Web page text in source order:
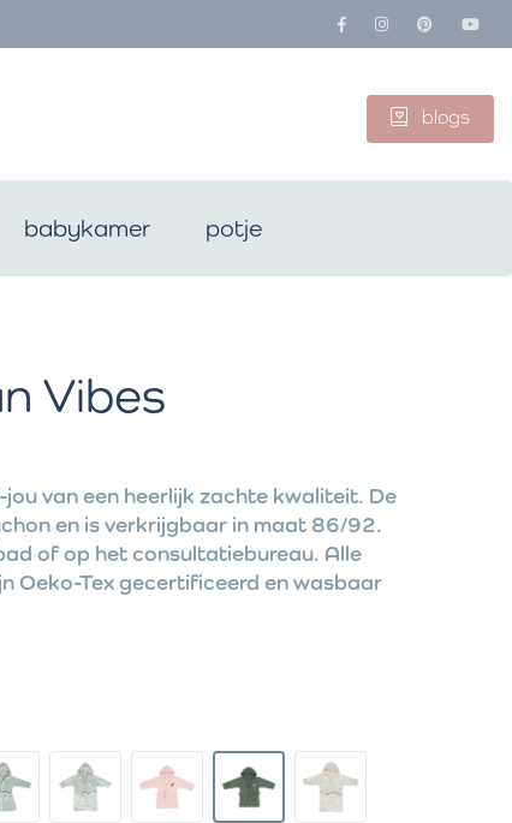
blogs
babykamer potje
Vibes
van een heerlijk zachte kwaliteit. De
en is verkrijgbaar in maat 86/92.
of op het consultatiebureau. Alle
Oeko-Tex gecertificeerd en wasbaar